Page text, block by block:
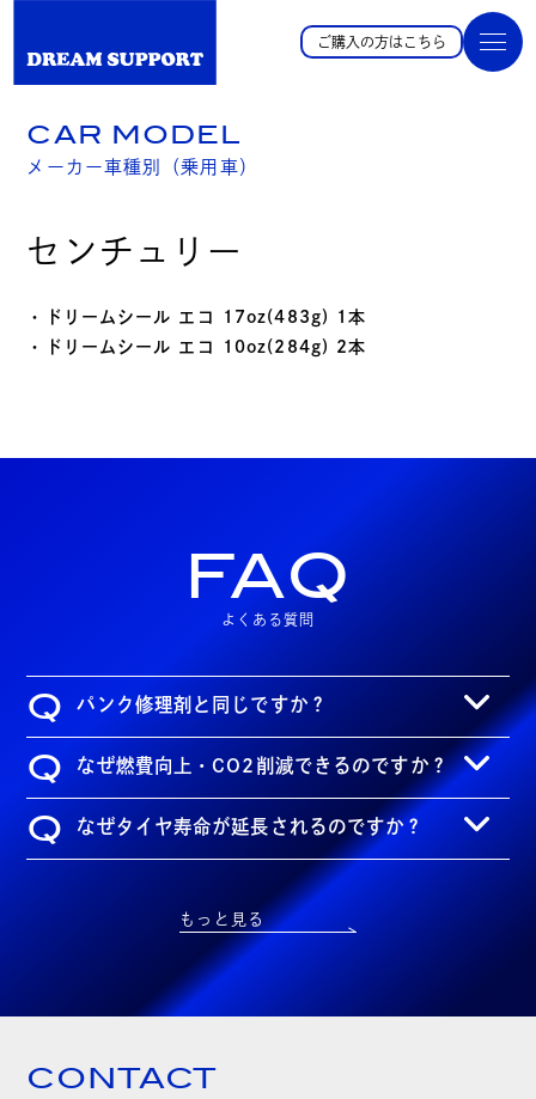
ご購入の方はこちら
CAR MODEL
メーカー車種別（乗用車）
センチュリー
・ドリームシール エコ 17oz(483g) 1本
・ドリームシール エコ 10oz(284g) 2本
FAQ
よくある質問
Q パンク修理剤と同じですか？
Q なぜ燃費向上・CO2削減できるのですか？
Q なぜタイヤ寿命が延長されるのですか？
もっと見る
CONTACT